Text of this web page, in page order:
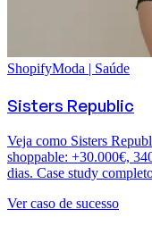
ShopifyModa | Saúde
Sisters Republic
Veja como Sisters
shoppable: +30.000€,
dias. Case study
Ver caso de sucesso